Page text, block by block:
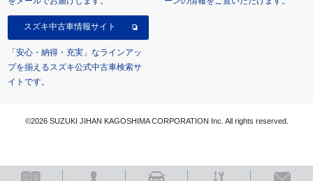
スズキ中古車情報サイト
「安心・納得・充実」なラインアッ
プを揃えるスズキ公式中古車検索サ
イトです。
©2026 SUZUKI JIHAN KAGOSHIMA CORPORATION Inc. All rights reserved.